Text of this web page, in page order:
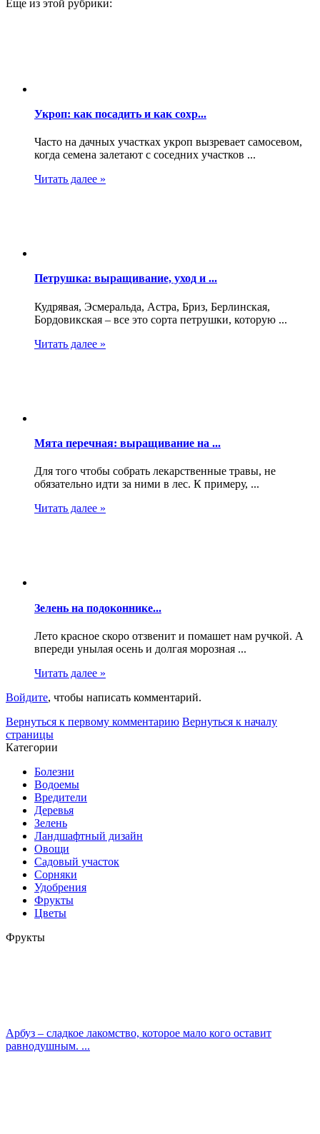
Еще из этой рубрики:
Укроп: как посадить и как сохр...
Часто на дачных участках укроп вызревает самосевом,
когда семена залетают с соседних участков ...
Читать далее »
Петрушка: выращивание, уход и ...
Кудрявая, Эсмеральда, Астра, Бриз, Берлинская,
Бордовикская – все это сорта петрушки, которую ...
Читать далее »
Мята перечная: выращивание на ...
Для того чтобы собрать лекарственные травы, не
обязательно идти за ними в лес. К примеру, ...
Читать далее »
Зелень на подоконнике...
Лето красное скоро отзвенит и помашет нам ручкой. А
впереди унылая осень и долгая морозная ...
Читать далее »
Войдите, чтобы написать комментарий.
Вернуться к первому комментарию Вернуться к началу
страницы
Категории
Болезни
Водоемы
Вредители
Деревья
Зелень
Ландшафтный дизайн
Овощи
Садовый участок
Сорняки
Удобрения
Фрукты
Цветы
Фрукты
Арбуз – сладкое лакомство, которое мало кого оставит
равнодушным. ...